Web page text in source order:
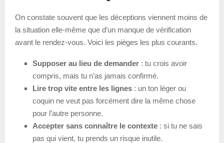
On constate souvent que les déceptions viennent moins de
la situation elle-même que d’un manque de vérification
avant le rendez-vous. Voici les pièges les plus courants.
Supposer au lieu de demander : tu crois avoir
compris, mais tu n’as jamais confirmé.
Lire trop vite entre les lignes : un ton léger ou
coquin ne veut pas forcément dire la même chose
pour l’autre personne.
Accepter sans connaître le contexte : si tu ne sais
pas qui vient, tu prends un risque inutile.